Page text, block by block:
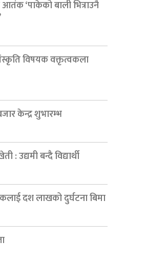
‘पाकेको बाली भित्राउनै
विषयक वक्तृत्वकला
केन्द्र शुभारम्भ
: उद्यमी बन्दै विद्यार्थी
दश लाखको दुर्घटना बिमा